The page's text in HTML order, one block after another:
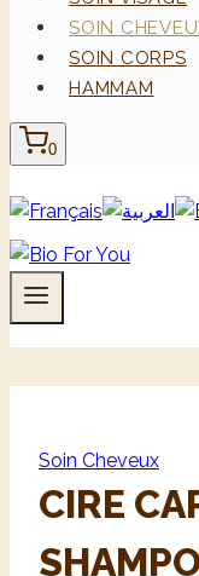
SOIN
SOIN CORPS
HAMMAM
0
Soin Cheveux
CIRE